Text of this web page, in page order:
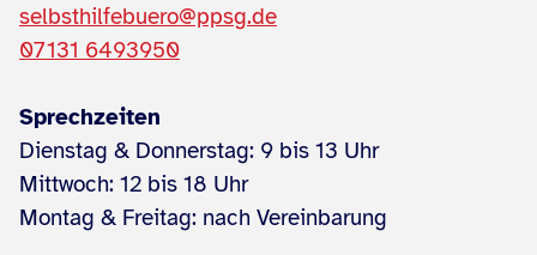
selbsthilfebuero@ppsg.de
07131 6493950
Sprechzeiten
Dienstag & Donnerstag: 9 bis 13 Uhr
Mittwoch: 12 bis 18 Uhr
Montag & Freitag: nach Vereinbarung